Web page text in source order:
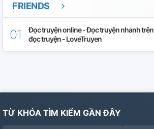
FRIENDS
Đọc truyện online - Đọc truyện nhanh trên
đọc truyện - LoveTruyen
TỪ KHÓA TÌM KIẾM GẦN ĐÂY